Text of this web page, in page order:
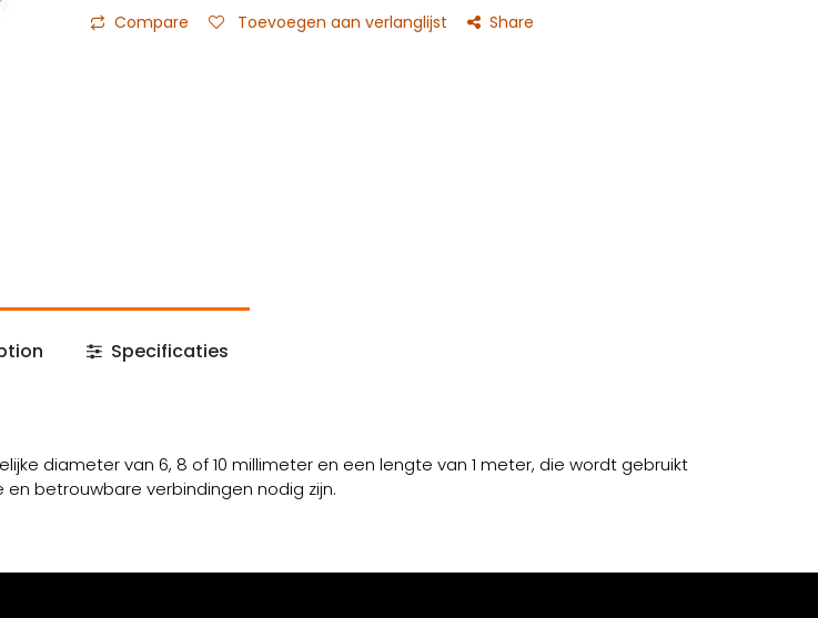
Compare Toevoegen aan verlanglijst Share
Specificaties
diameter van 6, 8 of 10 millimeter en een lengte van 1 meter, die wordt gebruikt
betrouwbare verbindingen nodig zijn.